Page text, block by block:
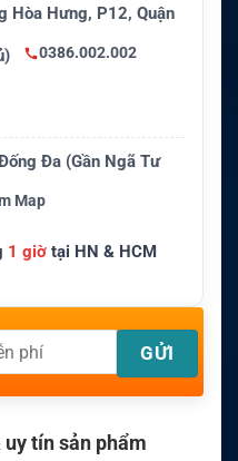
Hòa Hưng, P12, Quận
0386.002.002
Đa (Gần Ngã Tư
Map
1 giờtại HN & HCM
tín sản phẩm